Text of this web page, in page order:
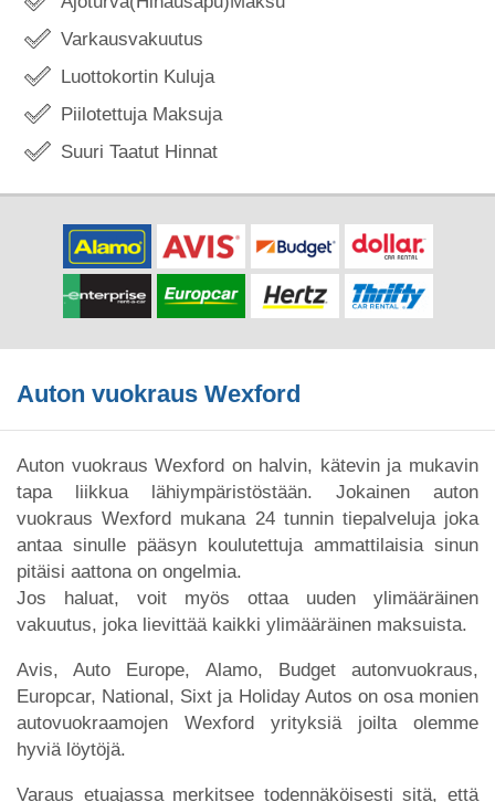
Varkausvakuutus
Luottokortin Kuluja
Piilotettuja Maksuja
Suuri Taatut Hinnat
Auton vuokraus Wexford
Auton vuokraus Wexford on halvin, kätevin ja mukavin
tapa liikkua lähiympäristöstään. Jokainen auton
vuokraus Wexford mukana 24 tunnin tiepalveluja joka
antaa sinulle pääsyn koulutettuja ammattilaisia sinun
pitäisi aattona on ongelmia.
Jos haluat, voit myös ottaa uuden ylimääräinen
vakuutus, joka lievittää kaikki ylimääräinen maksuista.
Avis, Auto Europe, Alamo, Budget autonvuokraus,
Europcar, National, Sixt ja Holiday Autos on osa monien
autovuokraamojen Wexford yrityksiä joilta olemme
hyviä löytöjä.
Varaus etuajassa merkitsee todennäköisesti sitä, että